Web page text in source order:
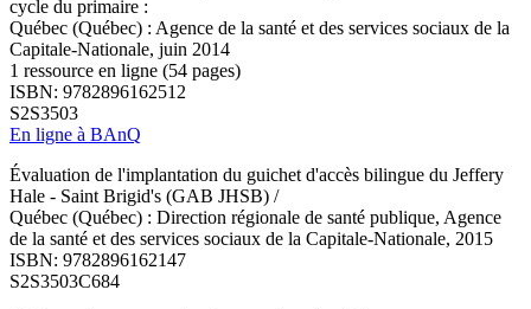
cycle du primaire :
Québec (Québec) : Agence de la santé et des services sociaux de la
Capitale-Nationale, juin 2014
1 ressource en ligne (54 pages)
ISBN: 9782896162512
S2S3503
En ligne à BAnQ
Évaluation de l'implantation du guichet d'accès bilingue du Jeffery
Hale - Saint Brigid's (GAB JHSB) /
Québec (Québec) : Direction régionale de santé publique, Agence
de la santé et des services sociaux de la Capitale-Nationale, 2015
ISBN: 9782896162147
S2S3503C684